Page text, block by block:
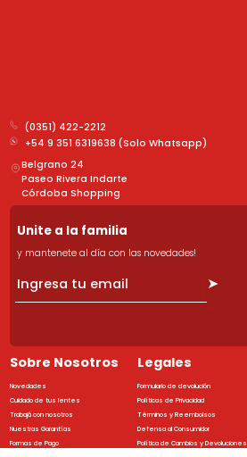
(0351) 422-2212
+54 9 351 6319638 (Solo Whatsapp)
Belgrano 24
Paseo Rivera Indarte
Córdoba Shopping
Unite a la familia
y mantenete al día con las novedades!
➤
Sobre Nosotros
Novedades
Cuidado de tus lentes
Trabajá con nosotros
Nuestras Garantías
Formas de Pago
Legales
Formulario de devolución
Políticas de Privacidad
Términos y Reembolsos
Defensa al Consumidor
Política de Cambios y Devoluciones